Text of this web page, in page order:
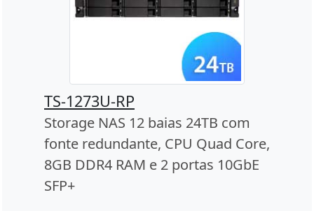
TS-1273U-RP
Storage NAS 12 baias 24TB com
fonte redundante, CPU Quad Core,
8GB DDR4 RAM e 2 portas 10GbE
SFP+